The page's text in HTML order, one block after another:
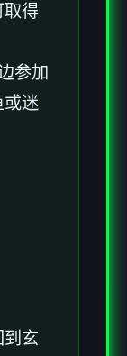
取得
参加
或迷
玄